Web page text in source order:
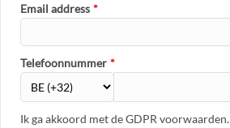
Email address *
Telefoonnummer *
Ik ga akkoord met de GDPR voorwaarden.